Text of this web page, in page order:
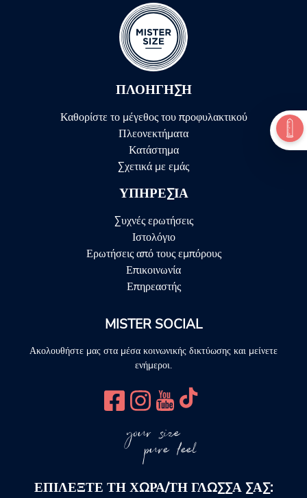
ΠΛΟΉΓΗΣΗ
Καθορίστε το μέγεθος του προφυλακτικού
Πλεονεκτήματα
Κατάστημα
Σχετικά με εμάς
ΥΠΗΡΕΣΊΑ
Συχνές ερωτήσεις
Ιστολόγιο
Ερωτήσεις από τους εμπόρους
Επικοινωνία
Επηρεαστής
MISTER SOCIAL
Ακολουθήστε μας στα μέσα κοινωνικής δικτύωσης και μείνετε
ενήμεροι.
your size
pure feel
ΕΠΙΛΈΞΤΕ ΤΗ ΧΏΡΑ/ΤΗ ΓΛΏΣΣΑ ΣΑΣ: